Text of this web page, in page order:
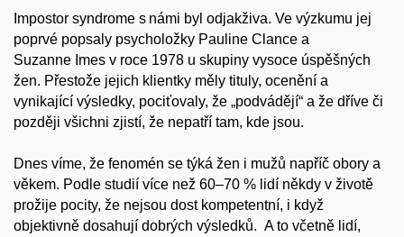
Impostor syndrome s námi byl odjakživa. Ve výzkumu jej
poprvé popsaly psycholožky Pauline Clance a
Suzanne Imes v roce 1978 u skupiny vysoce úspěšných
žen. Přestože jejich klientky měly tituly, ocenění a
vynikající výsledky, pociťovaly, že „podvádějí“ a že dříve či
později všichni zjistí, že nepatří tam, kde jsou.
Dnes víme, že fenomén se týká žen i mužů napříč obory a
věkem. Podle studií více než 60–70 % lidí někdy v životě
prožije pocity, že nejsou dost kompetentní, i když
objektivně dosahují dobrých výsledků. A to včetně lidí,